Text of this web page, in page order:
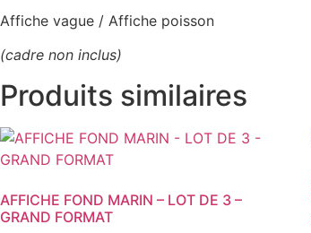
Affiche vague / Affiche poisson
(cadre non inclus)
Produits similaires
AFFICHE FOND MARIN – LOT DE 3 –
GRAND FORMAT